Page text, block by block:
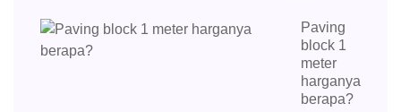
Paving
block 1
meter
harganya
berapa?